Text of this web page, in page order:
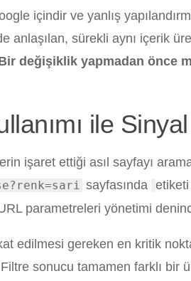
içindir ve yanlış
anlaşılan, sürekli aynı içerik
değişiklik yapmadan önce
ile
işaret ettiği asıl sayfayı
sayfasında
parametreleri yönetimi
edilmesi gereken en kritik
sonucu tamamen farklı bir